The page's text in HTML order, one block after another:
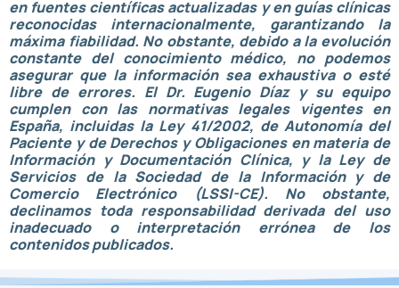
en fuentes científicas actualizadas y en guías clínicas
reconocidas internacionalmente, garantizando la
máxima fiabilidad. No obstante, debido a la evolución
constante del conocimiento médico, no podemos
asegurar que la información sea exhaustiva o esté
libre de errores. El Dr. Eugenio Díaz y su equipo
cumplen con las normativas legales vigentes en
España, incluidas la Ley 41/2002, de Autonomía del
Paciente y de Derechos y Obligaciones en materia de
Información y Documentación Clínica, y la Ley de
Servicios de la Sociedad de la Información y de
Comercio Electrónico (LSSI-CE). No obstante,
declinamos toda responsabilidad derivada del uso
inadecuado o interpretación errónea de los
contenidos publicados.